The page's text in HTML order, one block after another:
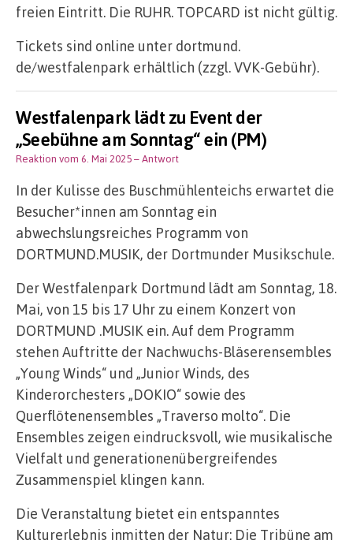
freien Eintritt. Die RUHR. TOPCARD ist nicht gültig.
Tickets sind online unter dortmund.
de/westfalenpark erhältlich (zzgl. VVK-Gebühr).
Westfalenpark lädt zu Event der
„Seebühne am Sonntag“ ein (PM)
Reaktion vom 6. Mai 2025– Antwort
In der Kulisse des Buschmühlenteichs erwartet die
Besucher*innen am Sonntag ein
abwechslungsreiches Programm von
DORTMUND.MUSIK, der Dortmunder Musikschule.
Der Westfalenpark Dortmund lädt am Sonntag, 18.
Mai, von 15 bis 17 Uhr zu einem Konzert von
DORTMUND .MUSIK ein. Auf dem Programm
stehen Auftritte der Nachwuchs-Bläserensembles
„Young Winds“ und „Junior Winds, des
Kinderorchesters „DOKIO“ sowie des
Querflötenensembles „Traverso molto“. Die
Ensembles zeigen eindrucksvoll, wie musikalische
Vielfalt und generationenübergreifendes
Zusammenspiel klingen kann.
Die Veranstaltung bietet ein entspanntes
Kulturerlebnis inmitten der Natur: Die Tribüne am